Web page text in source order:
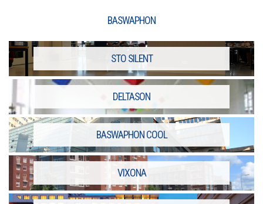
BASWAPHON
STO SILENT
DELTASON
BASWAPHON COOL
VIXONA